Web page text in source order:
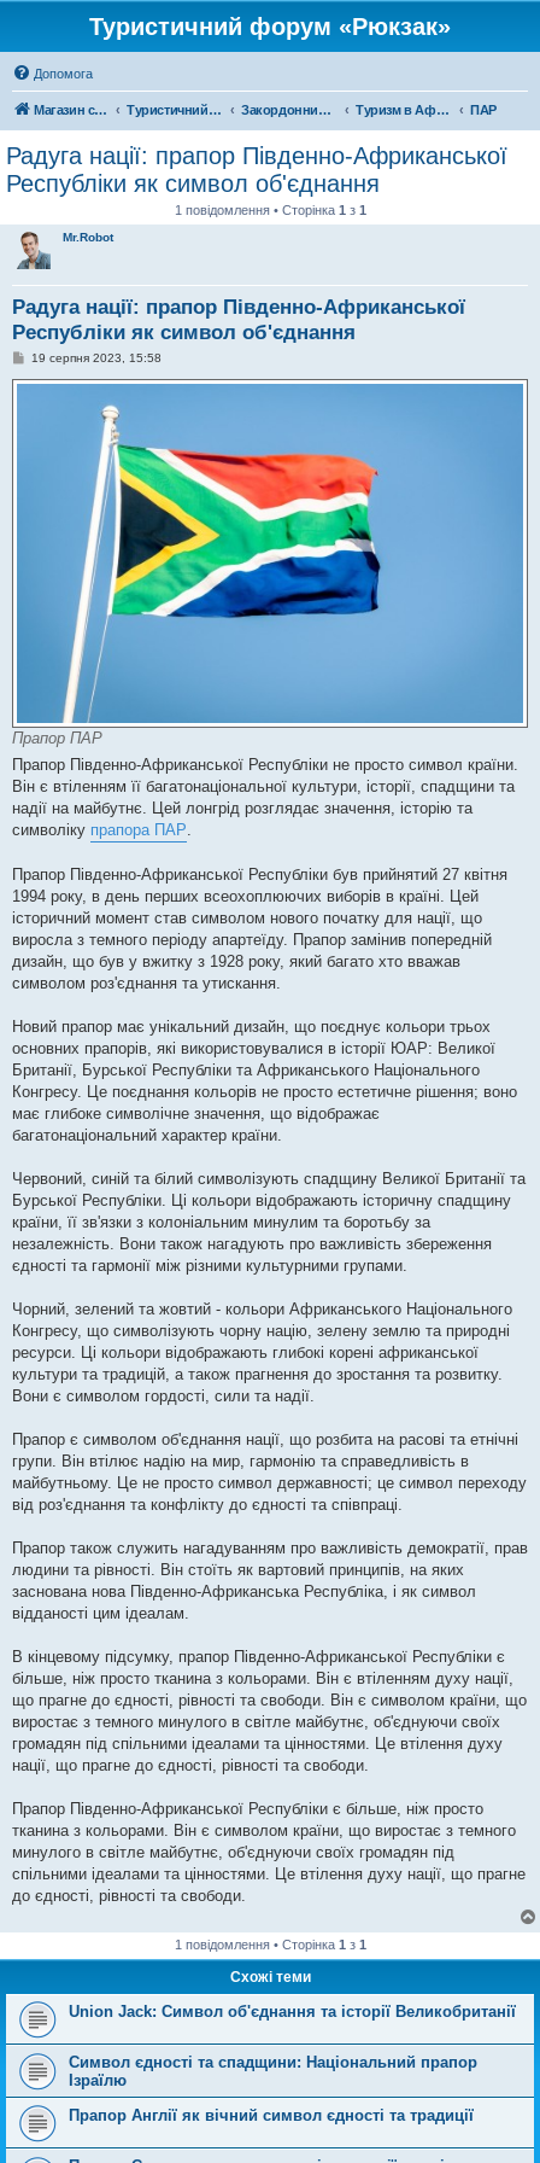
Туристичний форум «Рюкзак»
Допомога
Магазин спорядження Туристичний форум «Рюкзак» Закордонний туризм Туризм в Африці ПАР
Радуга нації: прапор Південно-Африканської
Республіки як символ об'єднання
1 повідомлення • Сторінка 1 з 1
Mr.Robot
Радуга нації: прапор Південно-Африканської
Республіки як символ об'єднання
П
в
19 серпня 2023, 15:58
Прапор ПАР
Прапор Південно-Африканської Республіки не просто символ країни.
Він є втіленням її багатонаціональної культури, історії, спадщини та
надії на майбутнє. Цей лонгрід розглядає значення, історію та
символіку прапора ПАР
Прапор Південно-Африканської Республіки був прийнятий 27 квітня
1994 року, в день перших всеохоплюючих виборів в країні. Цей
історичний момент став символом нового початку для нації, що
виросла з темного періоду апартеїду. Прапор замінив попередній
дизайн, що був у вжитку з 1928 року, який багато хто вважав
символом роз'єднання та утискання.
Новий прапор має унікальний дизайн, що поєднує кольори трьох
основних прапорів, які використовувалися в історії ЮАР: Великої
Британії, Бурської Республіки та Африканського Національного
Конгресу. Це поєднання кольорів не просто естетичне рішення; воно
має глибоке символічне значення, що відображає
багатонаціональний характер країни.
Червоний, синій та білий символізують спадщину Великої Британії та
Бурської Республіки. Ці кольори відображають історичну спадщину
країни, її зв'язки з колоніальним минулим та боротьбу за
незалежність. Вони також нагадують про важливість збереження
єдності та гармонії між різними культурними групами.
Чорний, зелений та жовтий - кольори Африканського Національного
Конгресу, що символізують чорну націю, зелену землю та природні
ресурси. Ці кольори відображають глибокі корені африканської
культури та традицій, а також прагнення до зростання та розвитку.
Вони є символом гордості, сили та надії.
Прапор є символом об'єднання нації, що розбита на расові та етнічні
групи. Він втілює надію на мир, гармонію та справедливість в
майбутньому. Це не просто символ державності; це символ переходу
від роз'єднання та конфлікту до єдності та співпраці.
Прапор також служить нагадуванням про важливість демократії, прав
людини та рівності. Він стоїть як вартовий принципів, на яких
заснована нова Південно-Африканська Республіка, і як символ
відданості цим ідеалам.
В кінцевому підсумку, прапор Південно-Африканської Республіки є
більше, ніж просто тканина з кольорами. Він є втіленням духу нації,
що прагне до єдності, рівності та свободи. Він є символом країни, що
виростає з темного минулого в світле майбутнє, об'єднуючи своїх
громадян під спільними ідеалами та цінностями. Це втілення духу
нації, що прагне до єдності, рівності та свободи.
Прапор Південно-Африканської Республіки є більше, ніж просто
тканина з кольорами. Він є символом країни, що виростає з темного
минулого в світле майбутнє, об'єднуючи своїх громадян під
спільними ідеалами та цінностями. Це втілення духу нації, що прагне
до єдності, рівності та свободи.
1 повідомлення • Сторінка 1 з 1
Схожі теми
Union Jack: Символ об'єднання та історії Великобританії
Символ єдності та спадщини: Національний прапор
Ізраїлю
Прапор Англії як вічний символ єдності та традиції